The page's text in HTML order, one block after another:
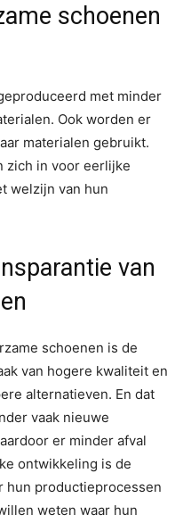
schoenen
met minder
Ook worden er
materialen gebruikt.
zich in voor eerlijke
welzijn van hun
van
schoenen is de
van hogere kwaliteit en
alternatieven. En dat
vaak nieuwe
er minder afval
ontwikkeling is de
hun productieprocessen
weten waar hun